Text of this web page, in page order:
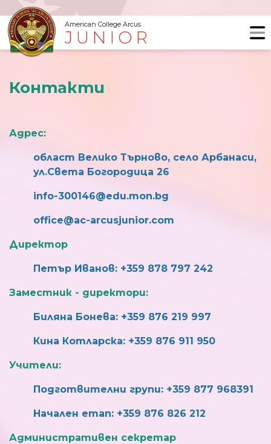
American College Arcus
JUNIOR
Контакти
Адрес:
област Велико Търново, село Арбанаси,
ул.Света Богородица 26
info-300146@edu.mon.bg
office@ac-arcusjunior.com
Директор
Петър Иванов: +359 878 797 242
Заместник - директори:
Биляна Бонева: +359 876 219 997
Кина Котларска: +359 876 911 950
Учители:
Подготвителни групи: +359 877 968391
Начален етап: +359 876 826 212
Административен секретар